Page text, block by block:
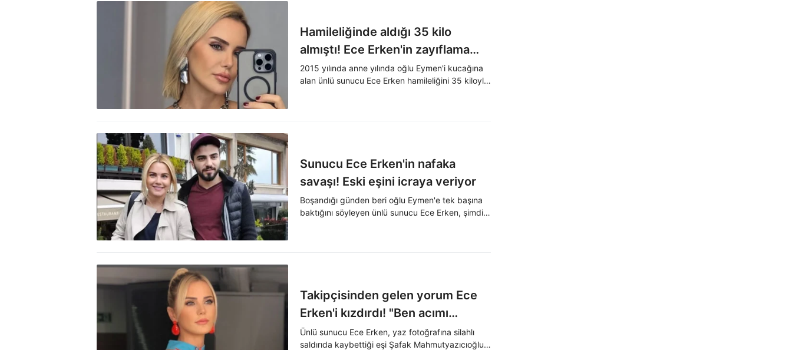
Hamileliğinde aldığı 35 kilo
almıştı! Ece Erken'in zayıflama
sırrını verdi
2015 yılında anne yılında oğlu Eymen'i kucağına
alan ünlü sunucu Ece Erken hamileliğini 35 kiloyla
Sunucu Ece Erken'in nafaka
savaşı! Eski eşini icraya veriyor
Boşandığı günden beri oğlu Eymen'e tek başına
baktığını söyleyen ünlü sunucu Ece Erken, şimdi
Takipçisinden gelen yorum Ece
Erken'i kızdırdı! "Ben acımı
yaşadım"
Ünlü sunucu Ece Erken, yaz fotoğrafına silahlı
saldırıda kaybettiği eşi Şafak Mahmutyazıcıoğlu